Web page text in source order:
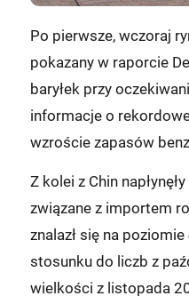
Po pierwsze, wczoraj
pokazany w raporcie
baryłek przy
informacje o
wzroście zapasów
Z kolei z Chin
związane z importem
znalazł się na
stosunku do liczb z
wielkości z listopada